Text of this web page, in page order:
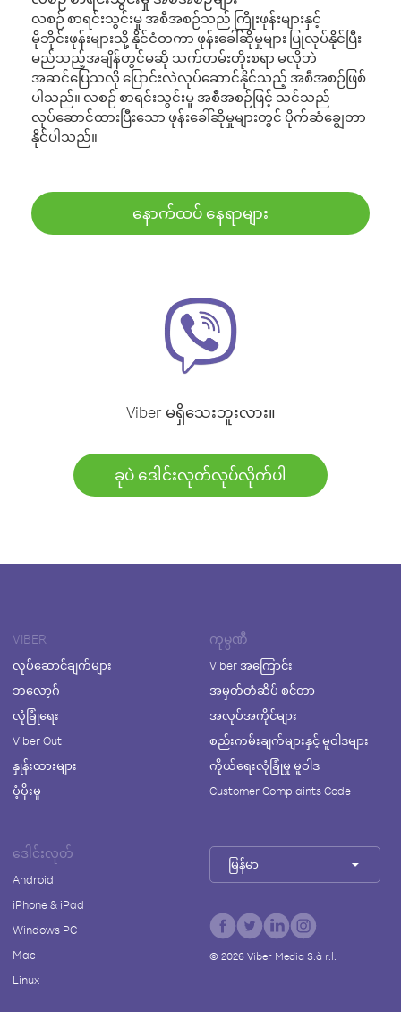
လစဉ် စာရင်းသွင်းမှု အစီအစဉ်သည် ကြိုးဖုန်းများနှင့်
မိုဘိုင်းဖုန်းများသို့ နိုင်ငံတကာ ဖုန်းခေါ်ဆိုမှုများ ပြုလုပ်နိုင်ပြီး
မည်သည့်အချိန်တွင်မဆို သက်တမ်းတိုးစရာ မလိုဘဲ
အဆင်ပြေသလို ပြောင်းလဲလုပ်ဆောင်နိုင်သည့် အစီအစဉ်ဖြစ်
ပါသည်။ လစဉ် စာရင်းသွင်းမှု အစီအစဉ်ဖြင့် သင်သည်
လုပ်ဆောင်ထားပြီးသော ဖုန်းခေါ်ဆိုမှုများတွင် ပိုက်ဆံချွေတာ
နိုင်ပါသည်။
နောက်ထပ် နေရာများ
Viber မရှိသေးဘူးလား။
ခုပဲ ဒေါင်းလုတ်လုပ်လိုက်ပါ
VIBER
လုပ်ဆောင်ချက်များ
ဘလော့ဂ်
လုံခြုံရေး
Viber Out
နှုန်းထားများ
ပံ့ပိုးမှု
ကုမ္ပဏီ
Viber အကြောင်း
အမှတ်တံဆိပ် စင်တာ
အလုပ်အကိုင်များ
စည်းကမ်းချက်များနှင့် မူဝါဒများ
ကိုယ်ရေးလုံခြုံမှု မူဝါဒ
Customer Complaints Code
ဒေါင်းလုတ်
Android
iPhone & iPad
Windows PC
Mac
Linux
မြန်မာ
© 2026Viber Media S.à r.l.